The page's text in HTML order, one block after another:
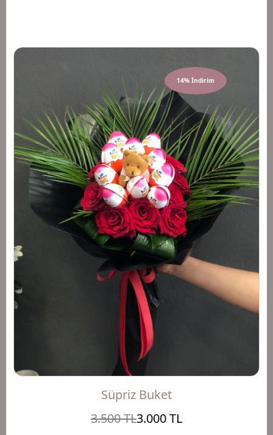
14% İndirim
Süpriz Buket
3.500 TL3.000 TL